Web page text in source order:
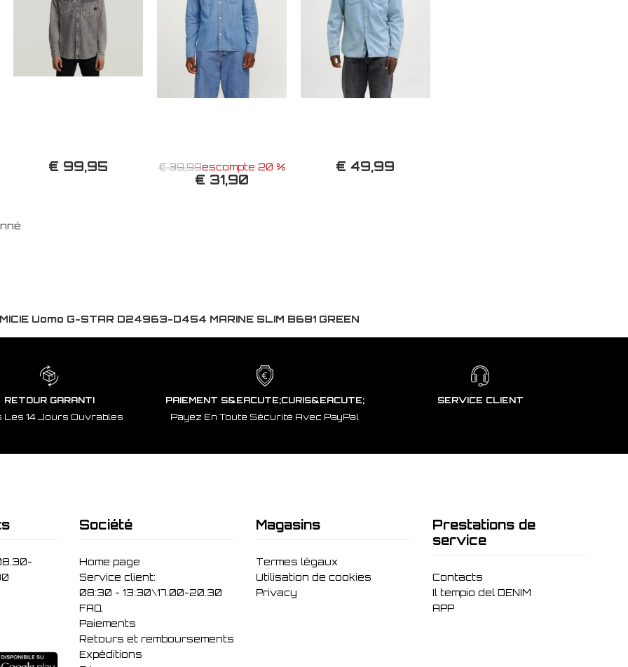
€ 99,95 € 39,99escompte 20 %
€ 31,90
€ 49,99
Uomo G-STAR D24963-D454 MARINE SLIM B681 GREEN
RETOUR GARANTI
Les 14 Jours Ouvrables
PAIEMENT S&EACUTE;CURIS&EACUTE;
Payez En Toute Sécurité Avec PayPal
SERVICE CLIENT
Société
Home page
Service client:
08:30 - 13:30\17.00-20.30
FAQ
Paiements
Retours et remboursements
Expéditions
Magasins
Termes légaux
Utilisation de cookies
Privacy
Prestations de
service
Contacts
Il tempio del DENIM
APP